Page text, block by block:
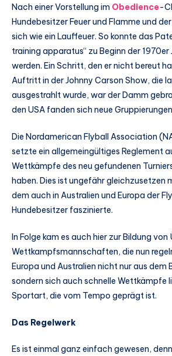
Nach einer Vorstellung im Obedience-
Hundebesitzer Feuer und Flamme und
sich wie ein Lauffeuer. So konnte das
training apparatus“ zu Beginn der
werden. Ein Schritt, den er nicht bereut
Auftritt in der Johnny Carson Show, die
ausgestrahlt wurde, war der Damm
den USA fanden sich neue
Die Nordamerican Flyball Association
setzte ein allgemeingültiges Reglement
Wettkämpfe des neu gefundenen
haben. Dies ist ungefähr gleichzusetzen
dem auch in Australien und Europa der
Hundebesitzer faszinierte.
In Folge kam es auch hier zur Bildung
Wettkampfsmannschaften, die nun
Europa und Australien nicht nur aus dem
sondern sich auch schnelle Wettkämpfe
Sportart, die vom Tempo geprägt ist.
Das Regelwerk
Es ist einmal ganz einfach gewesen,